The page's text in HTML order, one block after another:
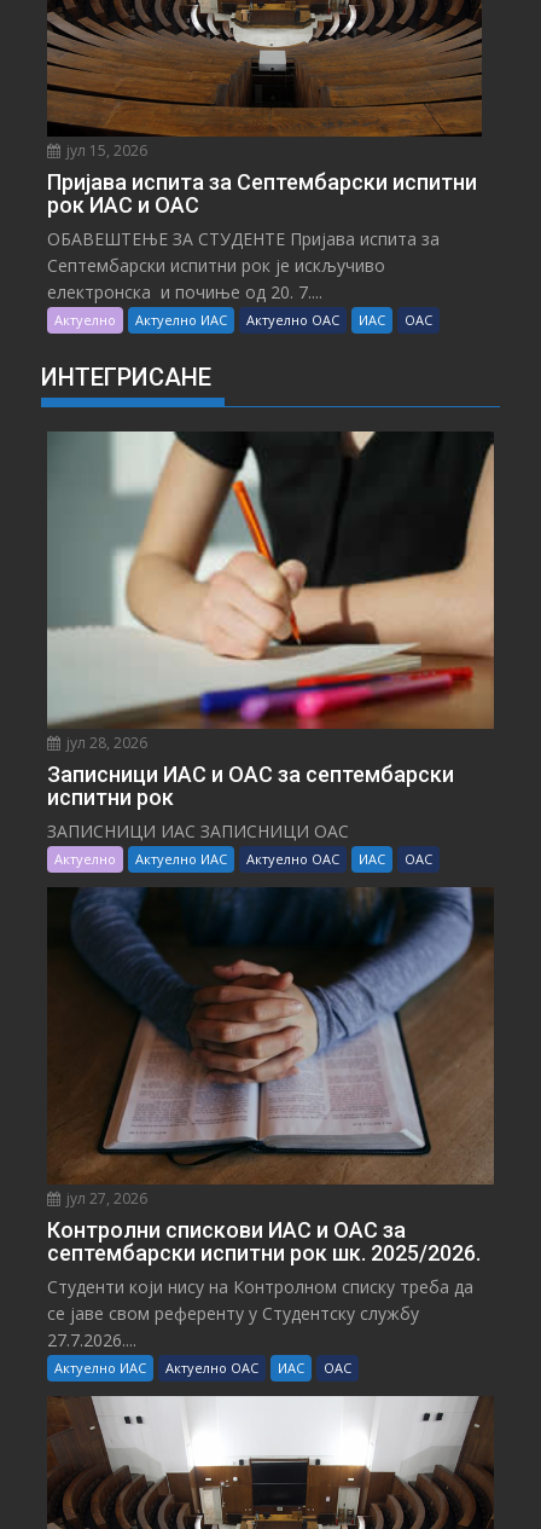
јул 15, 2026
Пријава испита за Септембарски испитни
рок ИАС и ОАС
ОБАВЕШТЕЊЕ ЗА СТУДЕНТЕ Пријава испита за
Септембарски испитни рок је искључиво
електронска и почиње од 20. 7....
Актуелно Актуелно ИАС Актуелно ОАС ИАС ОАС
ИНТЕГРИСАНЕ
јул 28, 2026
Записници ИАС и ОАС за септембарски
испитни рок
ЗАПИСНИЦИ ИАС ЗАПИСНИЦИ ОАС
Актуелно Актуелно ИАС Актуелно ОАС ИАС ОАС
јул 27, 2026
Контролни спискови ИАС и ОАС за
септембарски испитни рок шк. 2025/2026.
Студенти који нису на Контролном списку треба да
се јаве свом референту у Студентску службу
27.7.2026....
Актуелно ИАС Актуелно ОАС ИАС ОАС